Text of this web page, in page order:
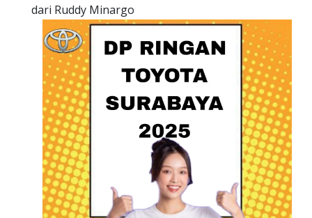
dari Ruddy Minargo